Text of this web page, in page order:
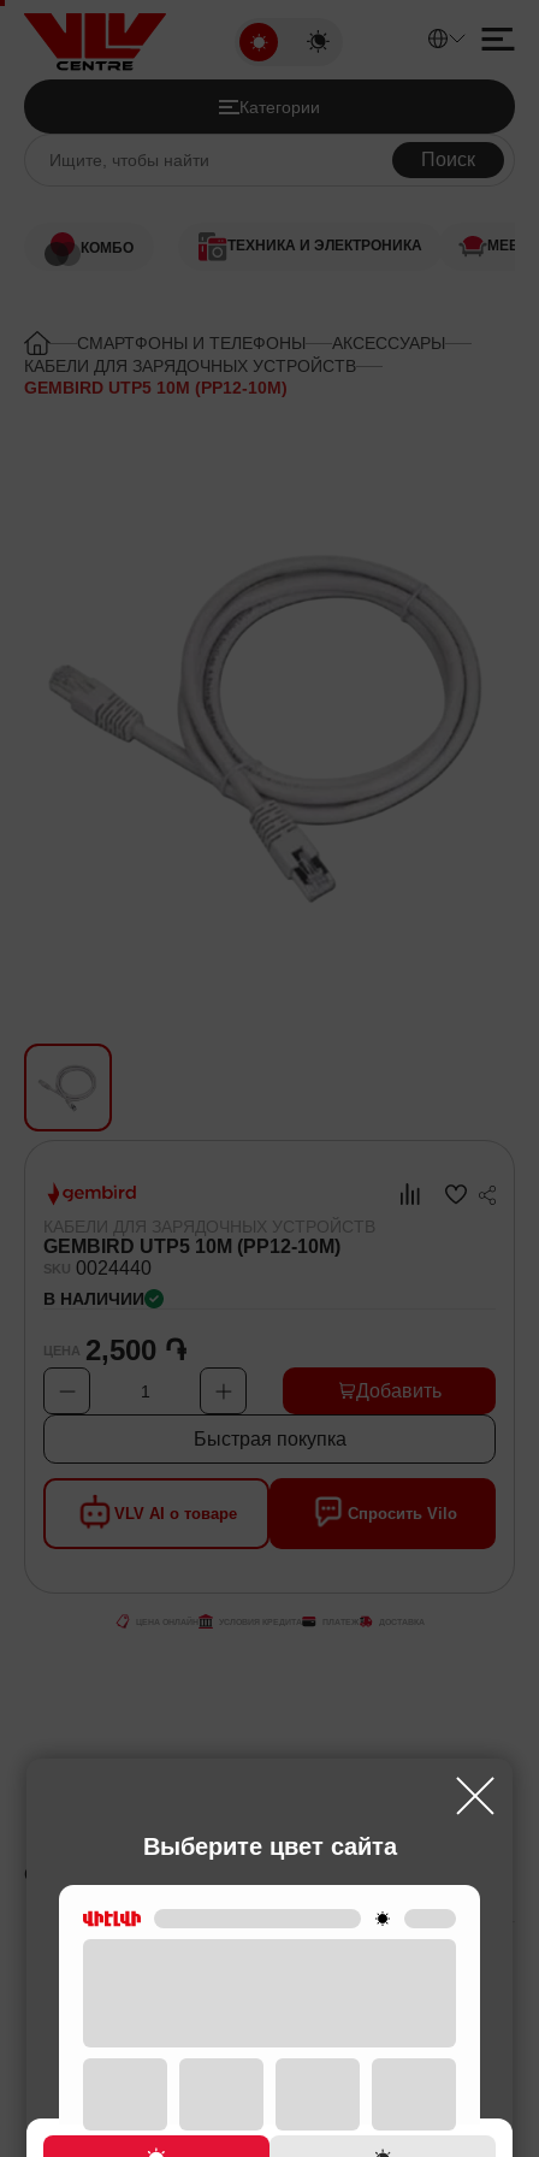
GEMBIRD UTP5 10M (PP12-
Выберите цвет сайта
Категории
Аудио и Видео
Смартфоны и Телефоны
Климатическая техника
Аудиотехника для автомобилей
Инструменты
Посуда
Хозяйственные товары
Самокаты и Гироскутеры
Категории
Поиск
КОМБО ТЕХНИКА И ЭЛЕКТРОНИКА
СМАРТФОНЫ И ТЕЛЕФОНЫ
АКСЕССУАРЫ
КАБЕЛИ ДЛЯ ЗАРЯДОЧНЫХ УСТРОЙСТВ
GEMBIRD UTP5 10M (PP12-10M)
VLV AI о товаре Спросить Vilo
КАБЕЛИ ДЛЯ ЗАРЯДОЧНЫХ УСТРОЙСТВ
GEMBIRD UTP5 10M (PP12-10M)
SKU 0024440
В НАЛИЧИИ
ЦЕНА 2,500 ֏
1 Добавить
Быстрая покупка
ЦЕНА ОНЛАЙН УСЛОВИЯ КРЕДИТА ПЛАТЕЖ ДОСТАВКА
СОПУТСТВУЮЩИЕ ТОВАРЫ